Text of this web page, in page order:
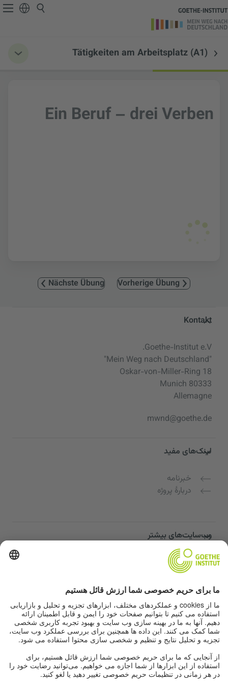
Tätigkeiten am Arbeitsplatz (A1)
Ein Beruf – drei Verben
Vorherige Übung
Nächste Übung
Service- und Informationsbereich
Kontakt
Goethe-Institut e.V.
"Mein Weg nach Deutschland"
Oskar-von-Miller-Ring 18
80333 Munich
Allemagne
mwnd@goethe.de
لینک‌های مفید
خبرنامه
دربارهٔ پروژه
وب‌سایت‌های بیشتر
Community “Deutsch für dich”
تمرین زبان آلمانی به صورت رایگان
دوره‌های زبان آلمانی مؤسسه گوته
پورتال معلمان "Deutschstunde"
حریم خصوصی و دسترسی‌پذیری
تنظیمات حریم خصوصی